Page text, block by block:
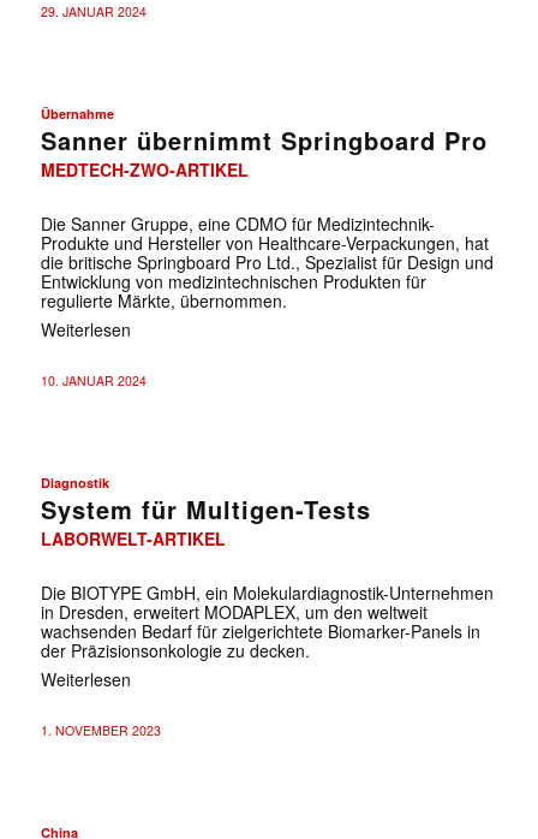
29. JANUAR 2024
Übernahme
Sanner übernimmt Springboard Pro
MEDTECH-ZWO-ARTIKEL
Die Sanner Gruppe, eine CDMO für Medizintechnik-
Produkte und Hersteller von Healthcare-Verpackungen, hat
die britische Springboard Pro Ltd., Spezialist für Design und
Entwicklung von medizintechnischen Produkten für
regulierte Märkte, übernommen.
Weiterlesen
10. JANUAR 2024
Diagnostik
System für Multigen-Tests
LABORWELT-ARTIKEL
Die BIOTYPE GmbH, ein Molekulardiagnostik-Unternehmen
in Dresden, erweitert MODAPLEX, um den weltweit
wachsenden Bedarf für zielgerichtete Biomarker-Panels in
der Präzisionsonkologie zu decken.
Weiterlesen
1. NOVEMBER 2023
China